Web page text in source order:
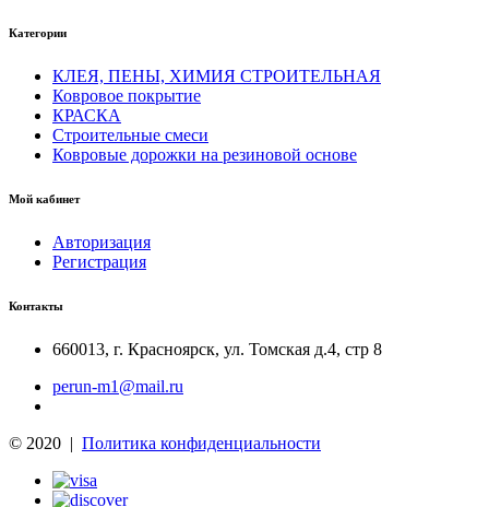
Категории
КЛЕЯ, ПЕНЫ, ХИМИЯ СТРОИТЕЛЬНАЯ
Ковровое покрытие
КРАСКА
Строительные смеси
Ковровые дорожки на резиновой основе
Мой кабинет
Авторизация
Регистрация
Контакты
660013, г. Красноярск, ул. Томская д.4, стр 8
perun-m1@mail.ru
© 2020 | Политика конфиденциальности